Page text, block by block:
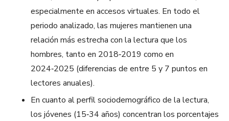
especialmente en accesos virtuales. En todo el
periodo analizado, las mujeres mantienen una
relación más estrecha con la lectura que los
hombres, tanto en 2018‑2019 como en
2024‑2025 (diferencias de entre 5 y 7 puntos en
lectores anuales).​
En cuanto al perfil sociodemográfico de la lectura,
los jóvenes (15‑34 años) concentran los porcentajes